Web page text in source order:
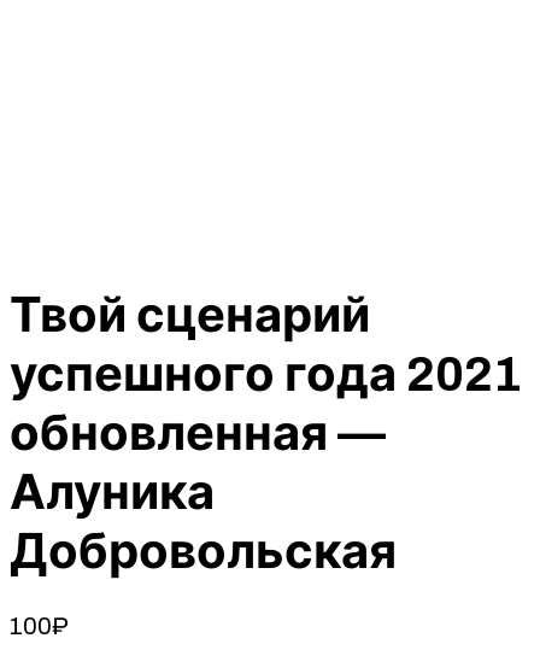
Твой сценарий
успешного года 2021
обновленная —
Алуника
Добровольская
100₽